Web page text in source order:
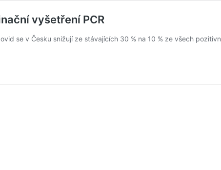
vyšetření PCR
se v Česku snižují ze stávajících 30 % na 10 % ze všech